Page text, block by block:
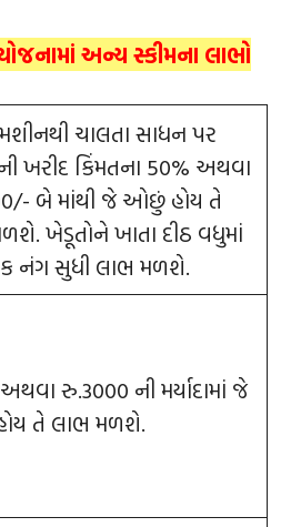
અન્ય સ્કીમના લાભો
ચાલતા સાધન પર
ખરીદ કિંમતના 50% અથવા
બે માંથી જે ઓછું હોય તે
ખેડૂતોને ખાતા દીઠ વધુમાં
નંગ સુધી લાભ મળશે.
રુ.3000 ની મર્યાદામાં જે
તે લાભ મળશે.